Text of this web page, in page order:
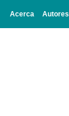
Acerca Autores